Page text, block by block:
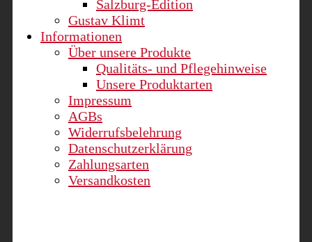
Salzburg-Edition
Gustav Klimt
Informationen
Über unsere Produkte
Qualitäts- und Pflegehinweise
Unsere Produktarten
Impressum
AGBs
Widerrufsbelehrung
Datenschutzerklärung
Zahlungsarten
Versandkosten